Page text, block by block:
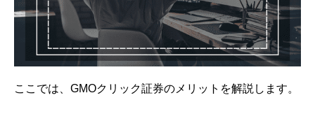
ここでは、GMOクリック証券のメリットを解説します。